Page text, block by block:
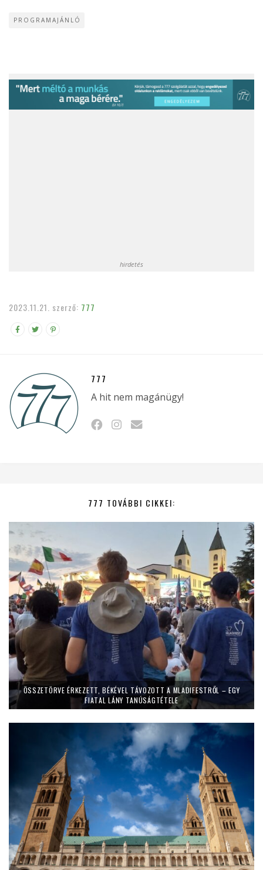
PROGRAMAJÁNLÓ
hirdetés
2023.11.21. szerző: 777
777
A hit nem magánügy!
777 TOVÁBBI CIKKEI:
ÖSSZETÖRVE ÉRKEZETT, BÉKÉVEL TÁVOZOTT A MLADIFESTRŐL – EGY
FIATAL LÁNY TANÚSÁGTÉTELE